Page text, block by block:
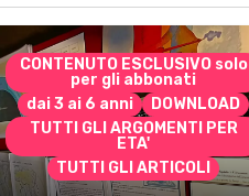
CONTENUTO ESCLUSIVO solo
per gli abbonati
dai 3 ai 6 anni
DOWNLOAD
TUTTI GLI ARGOMENTI PER
ETA'
TUTTI GLI ARTICOLI